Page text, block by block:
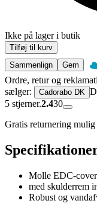
Ikke på lager i butik
Tilføj til kurv
Sammenlign
Gem
Ordre, retur og
sælger:
Cadorabo DK
5 stjerner.2.430
Gratis returnering mulig
Molle EDC-
med skulderrem
Robust og